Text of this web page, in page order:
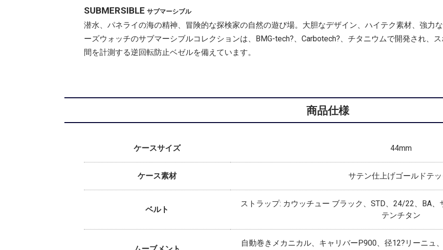
SUBMERSIBLE サブマーシブル
潜水、パネライの海の精神、冒険的な探検家の自然の遊び場。大胆なデザイン、ハイテク素材、強力
ーズウォッチのサブマーシブルコレクションは、BMG-tech?、Carbotech?、チタニウムで開発され、
間を計測する逆回転防止ベゼルを備えています。
商品仕様
ケースサイズ 44mm
ケース素材 サテン仕上げゴールドテッ
ベルト
ストラップ: カウッチュー ブラック、STD、24/22、BA
テンチタン
自動巻きメカニカル、キャリバーP900、径12?リーニュ